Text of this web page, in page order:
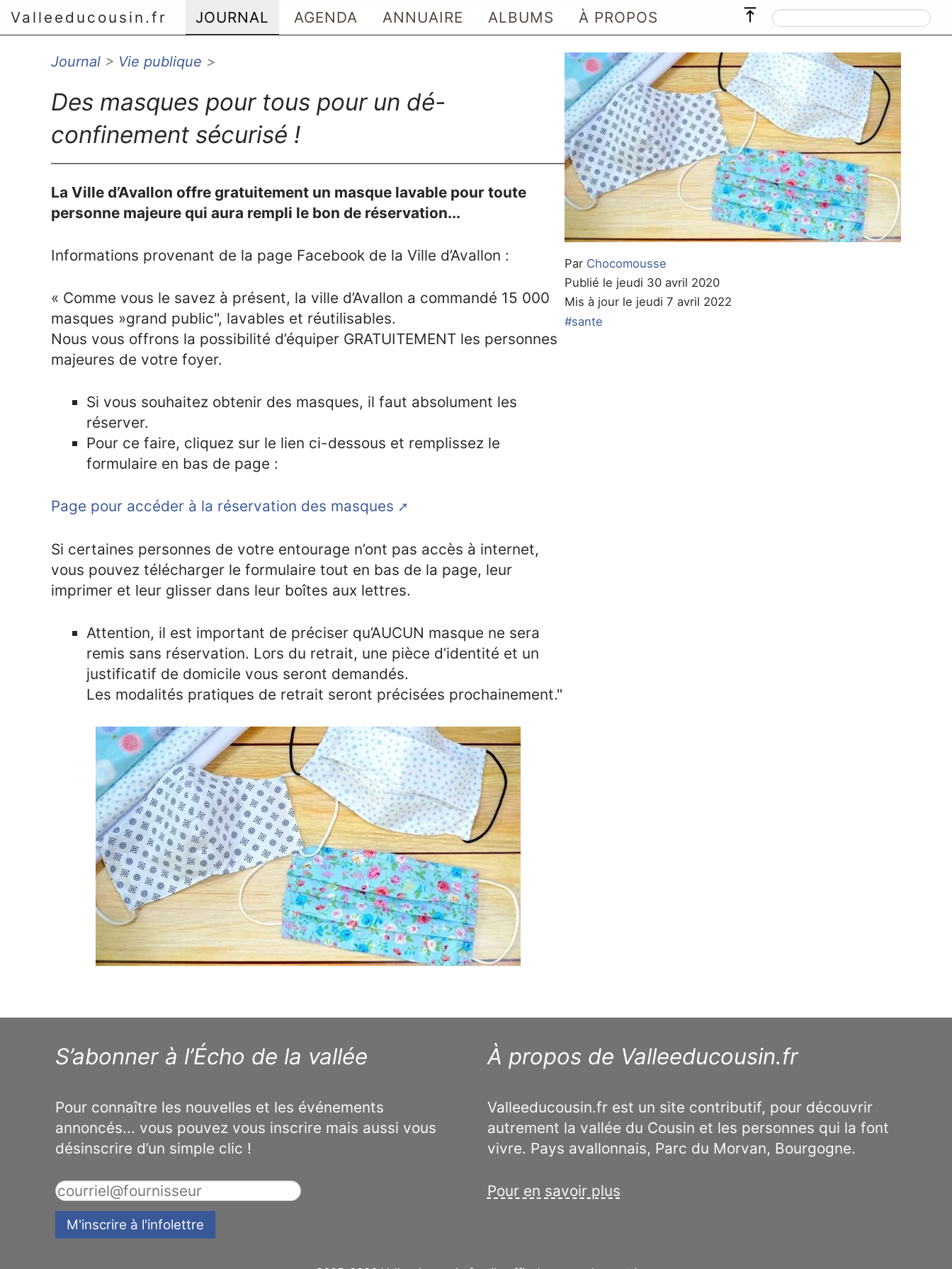
Valleeducousin.fr JOURNAL AGENDA ANNUAIRE ALBUMS À PROPOS
Aller au menu principal
Aller au menu secondaire
Aller à la recherche
Journal > Vie publique >
Des masques pour tous pour un dé-
confinement sécurisé !
La Ville d’Avallon offre gratuitement un masque lavable pour toute
personne majeure qui aura rempli le bon de réservation...
Informations provenant de la page Facebook de la Ville d’Avallon :
« Comme vous le savez à présent, la ville d’Avallon a commandé 15 000
masques »grand public", lavables et réutilisables.
Nous vous offrons la possibilité d’équiper GRATUITEMENT les personnes
majeures de votre foyer.
Si vous souhaitez obtenir des masques, il faut absolument les
réserver.
Pour ce faire, cliquez sur le lien ci-dessous et remplissez le
formulaire en bas de page :
Page pour accéder à la réservation des masques
Si certaines personnes de votre entourage n’ont pas accès à internet,
vous pouvez télécharger le formulaire tout en bas de la page, leur
imprimer et leur glisser dans leur boîtes aux lettres.
Attention, il est important de préciser qu’AUCUN masque ne sera
remis sans réservation. Lors du retrait, une pièce d’identité et un
justificatif de domicile vous seront demandés.
Les modalités pratiques de retrait seront précisées prochainement."
Par Chocomousse
Publié le jeudi 30 avril 2020
Mis à jour le jeudi 7 avril 2022
#sante
S’abonner à l’Écho de la vallée
Pour connaître les nouvelles et les événements
annoncés... vous pouvez vous inscrire mais aussi vous
désinscrire d’un simple clic !
À propos de Valleeducousin.fr
Valleeducousin.fr est un site contributif, pour découvrir
autrement la vallée du Cousin et les personnes qui la font
vivre. Pays avallonnais, Parc du Morvan, Bourgogne.
Pour en savoir plus